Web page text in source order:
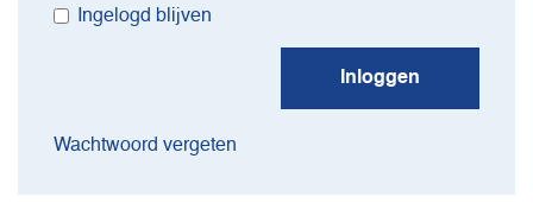
Ingelogd blijven
Inloggen
Wachtwoord vergeten